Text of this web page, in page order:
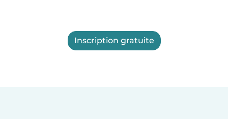
Inscription gratuite